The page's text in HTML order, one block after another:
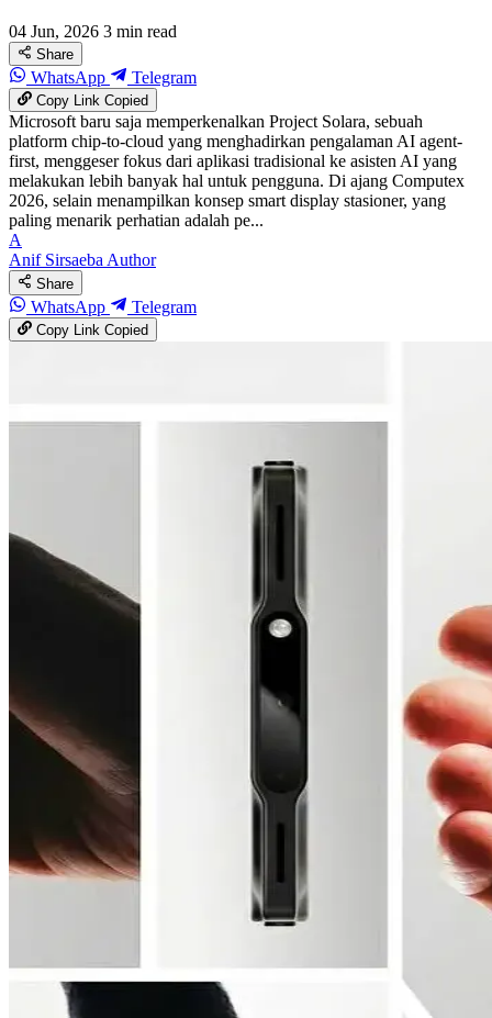
04 Jun, 2026 3 min read
Share
WhatsApp Telegram
Copy LinkCopied
Microsoft baru saja memperkenalkan Project Solara, sebuah
platform chip-to-cloud yang menghadirkan pengalaman AI agent-
first, menggeser fokus dari aplikasi tradisional ke asisten AI yang
melakukan lebih banyak hal untuk pengguna. Di ajang Computex
2026, selain menampilkan konsep smart display stasioner, yang
paling menarik perhatian adalah pe...
A
Anif SirsaebaAuthor
Share
WhatsApp Telegram
Copy LinkCopied